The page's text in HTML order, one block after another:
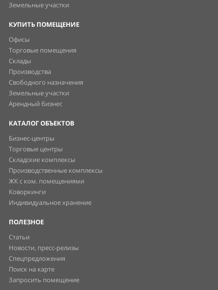
Земельные участки
КУПИТЬ ПОМЕЩЕНИЕ
Офисы
Торговые помещения
Склады
Производства
Свободного назначения
Земельные участки
Арендный бизнес
КАТАЛОГ ОБЪЕКТОВ
Бизнес-центры
Торговые центры
Складские комплексы
Производственные комплексы
ЖК с ком. помещениями
Коворкинги
Индивидуальное хранение
ПОЛЕЗНОЕ
Статьи
Новости, пресс-релизы
Спецпредложения
Поиск на карте
Запросить помещение